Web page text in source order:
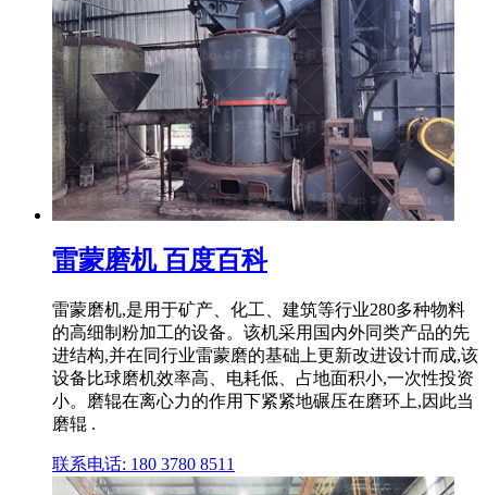
雷蒙磨机 百度百科
雷蒙磨机,是用于矿产、化工、建筑等行业280多种物料
的高细制粉加工的设备。该机采用国内外同类产品的先
进结构,并在同行业雷蒙磨的基础上更新改进设计而成,该
设备比球磨机效率高、电耗低、占地面积小,一次性投资
小。磨辊在离心力的作用下紧紧地碾压在磨环上,因此当
磨辊 .
联系电话: 180 3780 8511